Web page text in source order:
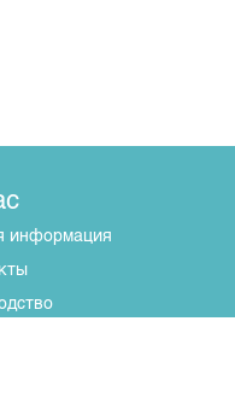
информация